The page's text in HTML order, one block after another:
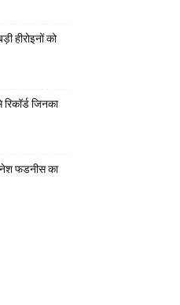
हीरोइनों को
जिनका
फडनीस का